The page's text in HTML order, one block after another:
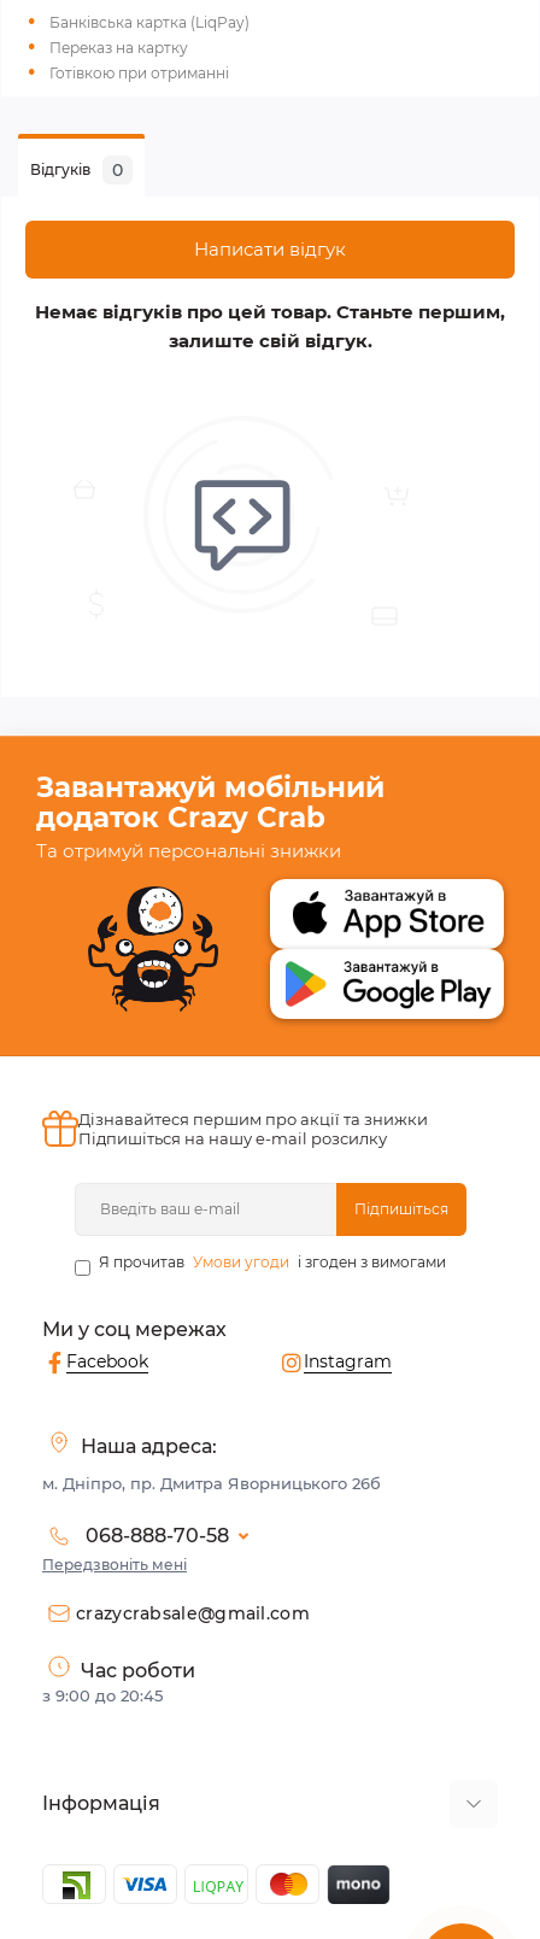
Банківська картка (LiqPay)
Переказ на картку
Готівкою при отриманні
Відгуків 0
Написати відгук
Немає відгуків про цей товар. Станьте першим,
залиште свій відгук.
Завантажуй мобільний
додаток Crazy Crab
Та отримуй персональні знижки
Наша адреса:
м. Дніпро, пр. Дмитра Яворницького 26б
068-888-70-58
Передзвоніть мені
crazycrabsale@gmail.com
Час роботи
з 9:00 до 20:45
Інформація
Договір публічної оферти
Дізнавайтеся першим про акції та знижки
Підпишіться на нашу e-mail розсилку
Підпишіться
Я прочитав Умови угоди і згоден з вимогами
Ми у соц мережах
Facebook Instagram